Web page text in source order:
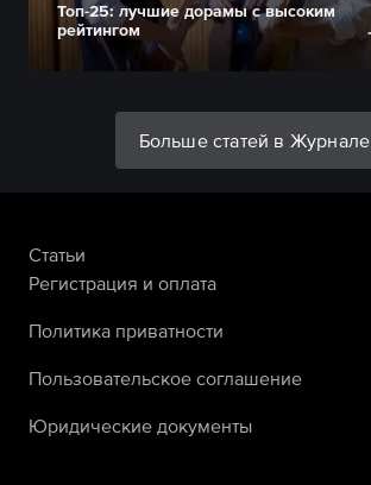
Топ-25: лучшие дорамы с высоким
рейтингом
Больше статей в Журнале
Статьи
Регистрация и оплата
Политика приватности
Пользовательское соглашение
Юридические документы